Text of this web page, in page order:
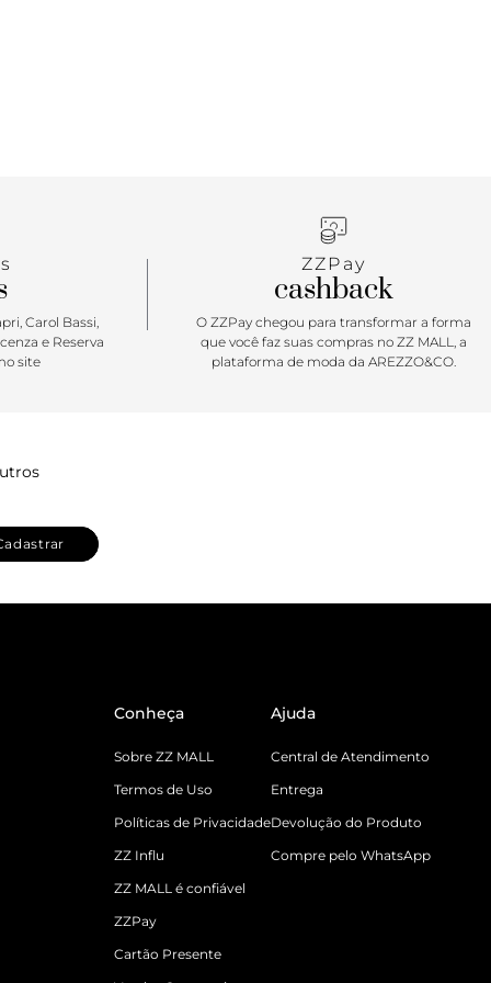
Carol Bassi,
e Reserva
site
ZZPay
cashback
O ZZPay chegou para transformar a forma
que você faz suas compras no ZZ MALL, a
plataforma de moda da AREZZO&CO.
Conheça
Sobre ZZ MALL
Termos de Uso
Políticas de Privacidade
ZZ Influ
ZZ MALL é confiável
ZZPay
Cartão Presente
Ajuda
Central de Atendimento
Entrega
Devolução do Produto
Compre pelo WhatsApp